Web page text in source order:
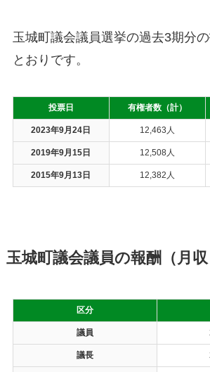
玉城町議会議員選挙の過去3期分
とおりです。
投票日 有権者数（計）
2023年9月24日 12,463人
2019年9月15日 12,508人
2015年9月13日 12,382人
玉城町議会議員の報酬（月収
区分
議員
議長